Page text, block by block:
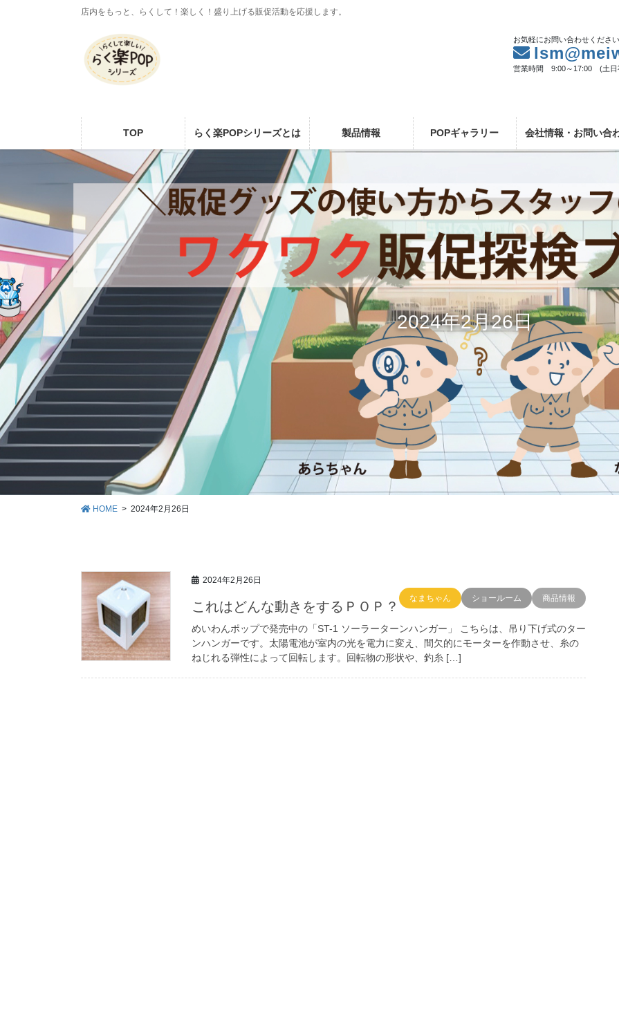
店内をもっと、らくして！楽しく！盛り上げる販促活動を応援します。
お気軽にお問い合わせください
営業時間 9:00～17:00 (土日
TOP らく楽POPシリーズとは 製品情報 POPギャラリー 会社情報・お問い合
2024年2月26日
HOME 2024年2月26日
2024年2月26日
商品情報
ショールーム
なまちゃん
これはどんな動きをするＰＯＰ？
めいわんポップで発売中の「ST-1 ソーラーターンハンガー」 こちらは、吊り下げ式のター
ンハンガーです。太陽電池が室内の光を電力に変え、間欠的にモーターを作動させ、糸の
ねじれる弾性によって回転します。回転物の形状や、釣糸 […]